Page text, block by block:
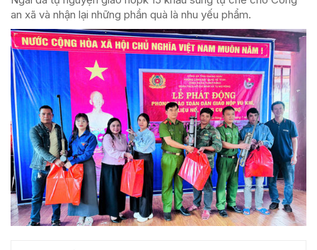
an xã và nhận lại những phần quà là nhu yếu phẩm.